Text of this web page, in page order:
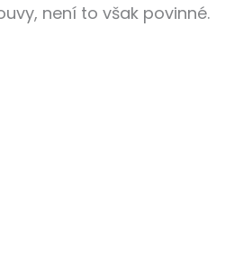
není to však povinné.